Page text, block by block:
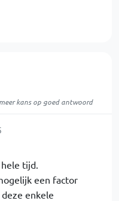
kans op goed antwoord
tijd.
een factor
enkele